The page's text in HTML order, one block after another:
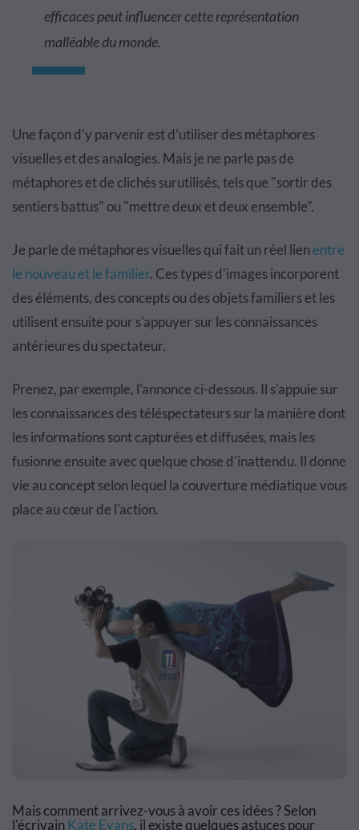
efficaces peut influencer cette représentation
malléable du monde.
Une façon d'y parvenir est d'utiliser des métaphores
visuelles et des analogies. Mais je ne parle pas de
métaphores et de clichés surutilisés, tels que "sortir des
sentiers battus" ou "mettre deux et deux ensemble".
Je parle de métaphores visuelles qui fait un réel lienentre
le nouveau et le familier. Ces types d'images incorporent
des éléments, des concepts ou des objets familiers et les
utilisent ensuite pour s'appuyer sur les connaissances
antérieures du spectateur.
Prenez, par exemple, l'annonce ci-dessous. Il s'appuie sur
les connaissances des téléspectateurs sur la manière dont
les informations sont capturées et diffusées, mais les
fusionne ensuite avec quelque chose d'inattendu. Il donne
vie au concept selon lequel la couverture médiatique vous
place au cœur de l'action.
Mais comment arrivez-vous à avoir ces idées ? Selon
l'écrivainKate Evans, il existe quelques astuces pour